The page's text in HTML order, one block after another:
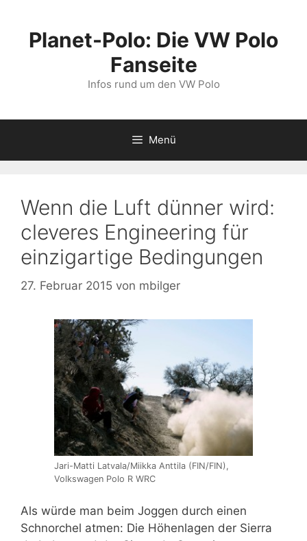
springenPlanet-Polo: Die VW Polo
Fanseite
Infos rund um den VW Polo
Menü
Wenn die Luft dünner wird:
cleveres Engineering für
einzigartige Bedingungen
27. Februar 2015 von mbilger
Jari-Matti Latvala/Miikka Anttila (FIN/FIN),
Volkswagen Polo R WRC
Als würde man beim Joggen durch einen
Schnorchel atmen: Die Höhenlagen der Sierra